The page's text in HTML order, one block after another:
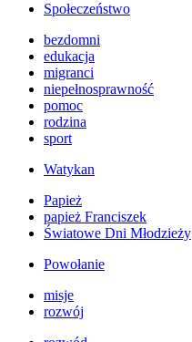
Społeczeństwo
bezdomni
edukacja
migranci
niepełnosprawność
pomoc
rodzina
sport
Watykan
Papież
papież Franciszek
Światowe Dni Młodzieży
Powołanie
misje
rozwój